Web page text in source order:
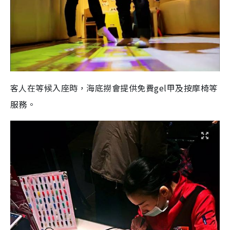
客人在等候入座時，海底撈會提供免費gel甲及按摩椅等
服務。